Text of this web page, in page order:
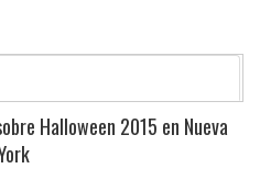
Halloween 2015 en Nueva